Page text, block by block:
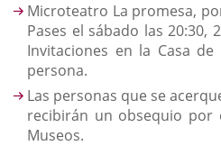
Microteatro La promesa,
Pases el sábado las 20:30,
Invitaciones en la Casa
persona.
Las personas que se
recibirán un obsequio por
Museos.